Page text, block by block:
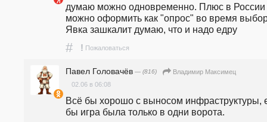
думаю можно одновременно. Плюс в России
можно оформить как "опрос" во время
Явка зашкалит думаю, что и надо едру
# ! Пожаловаться
Павел Головачёв — (816)
Владимир Максимец
02.06 в 06:08
Всё бы хорошо с выносом инфраструктуры,
бы игра была только в одни ворота.